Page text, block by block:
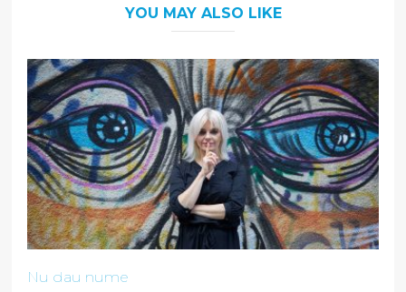
YOU MAY ALSO LIKE
Nu dau nume